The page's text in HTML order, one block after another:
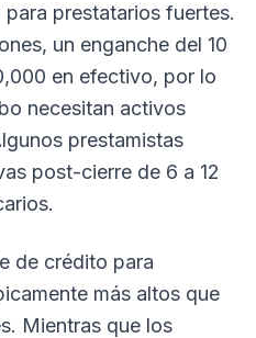
prestatarios fuertes.
un enganche del 10
en efectivo, por lo
necesitan activos
prestamistas
post-cierre de 6 a 12
de crédito para
más altos que
Mientras que los